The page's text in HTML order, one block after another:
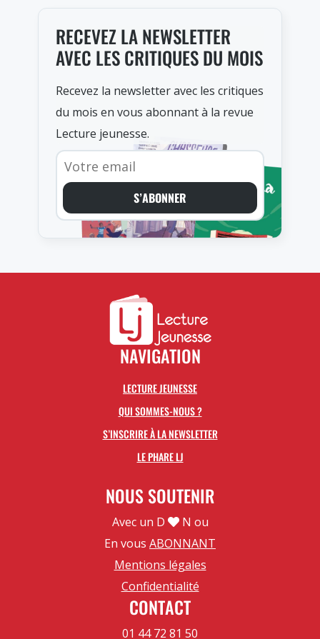
RECEVEZ LA NEWSLETTER
AVEC LES CRITIQUES DU MOIS
Recevez la newsletter avec les critiques
du mois en vous abonnant à la revue
Lecture jeunesse.
S’ABONNER
NAVIGATION
LECTURE JEUNESSE
QUI SOMMES-NOUS ?
S’INSCRIRE À LA NEWSLETTER
LE PHARE LJ
NOUS SOUTENIR
Avec un D
N ou
En vous ABONNANT
Mentions légales
Confidentialité
CONTACT
01 44 72 81 50